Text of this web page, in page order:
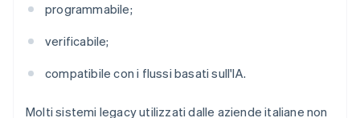
programmabile;
verificabile;
compatibile con i flussi basati sull'IA.
Molti sistemi legacy utilizzati dalle aziende italiane non